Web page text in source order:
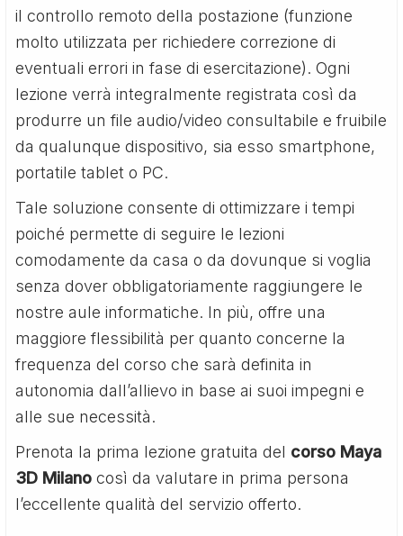
il controllo remoto della postazione (funzione
molto utilizzata per richiedere correzione di
eventuali errori in fase di esercitazione). Ogni
lezione verrà integralmente registrata così da
produrre un file audio/video consultabile e fruibile
da qualunque dispositivo, sia esso smartphone,
portatile tablet o PC.
Tale soluzione consente di ottimizzare i tempi
poiché permette di seguire le lezioni
comodamente da casa o da dovunque si voglia
senza dover obbligatoriamente raggiungere le
nostre aule informatiche. In più, offre una
maggiore flessibilità per quanto concerne la
frequenza del corso che sarà definita in
autonomia dall’allievo in base ai suoi impegni e
alle sue necessità.
Prenota la prima lezione gratuita del corso Maya
3D Milano così da valutare in prima persona
l’eccellente qualità del servizio offerto.